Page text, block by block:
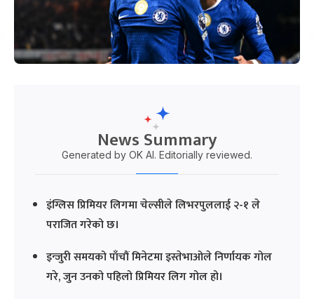
News Summary
Generated by OK AI. Editorially reviewed.
इंग्लिस प्रिमियर लिगमा चेल्सीले लिभरपुललाई २-१ ले
पराजित गरेको छ।
इन्जुरी समयको पाँचौं मिनेटमा इस्तेभाओले निर्णायक गोल
गरे, जुन उनको पहिलो प्रिमियर लिग गोल हो।